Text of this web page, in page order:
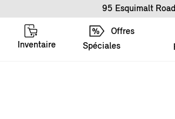
95 Esquimalt
Offres
Spéciales
Inventaire